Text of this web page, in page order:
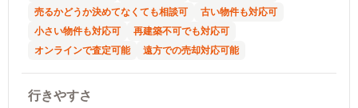
売るかどうか決めてなくても相談可
古い物件も対応可
小さい物件も対応可
再建築不可でも対応可
オンラインで査定可能
遠方での売却対応可能
行きやすさ